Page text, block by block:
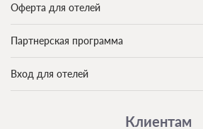
Оферта для отелей
Партнерская программа
Вход для отелей
Клиентам